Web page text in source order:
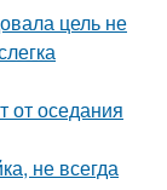
цель не
от оседания
не всегда